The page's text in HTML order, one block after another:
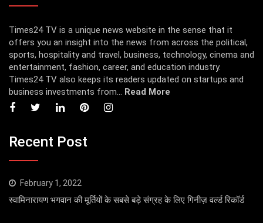
Times24 TV is a unique news website in the sense that it
offers you an insight into the news from across the political,
sports, hospitality and travel, business, technology, cinema and
entertainment, fashion, career, and education industry.
Times24 TV also keeps its readers updated on startups and
business investments from... Read More
Recent Post
February 1, 2022
स्वामिनारायण भगवान की मूर्तियों के सबसे बड़े संग्रह के लिए गिनीज़ वर्ल्ड रिकॉर्ड